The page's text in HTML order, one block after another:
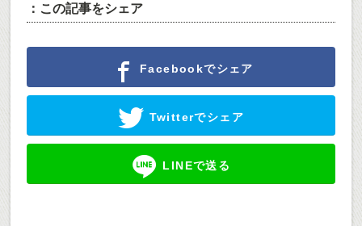
：この記事をシェア
Facebookでシェア
Twitterでシェア
LINEで送る